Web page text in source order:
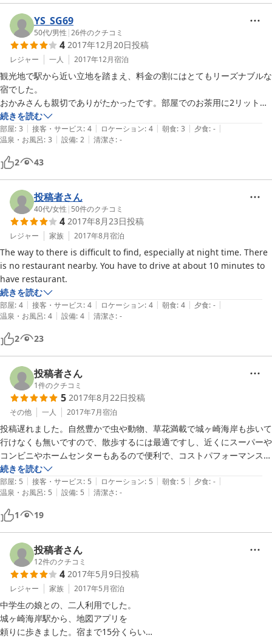
ころにあります。皆さんが書いているように、場所はわかりにくいの
で、方向感覚がよくない人は、来るときだけでなく帰るときも迷うかも
しれません。宿のご主人と奥様は広間でくつろいでいたらばミカンを出
してくれたり、とても親切です。簡単な朝食とのことでしたが、お正月
ということで、お雑煮とお汁粉を選ぶことができました。お雑煮を選ん
だら美味しくてお替わりしてしまい、お汁粉を食べる余裕がなくなって
しまいました。できれば、次回の訪問までに枕を綺麗にしていてくれる
とｇｏｏｄです。
YS_SG69
50代/男性 |26件のクチコミ
4 2017年12月20日投稿
レジャー 一人 2017年12月宿泊
観光地で駅から近い立地を踏まえ、料金の割にはとてもリーズナブルな
宿でした。
おかみさんも親切でありがたかったです。部屋でのお茶用に2リットル
のペットボトルの水をもらいました。また伊豆急の全線ウォークを歩き
に来たと受付時の会話を覚えていて、朝食後に「気をつけて歩いて下さ
いね」の一言と共に栄養ドリンク1本頂きました。
簡単な朝食は、ごはん（おかわり自由）、インスタントみそ汁、味付き
海苔、生卵1つ、納豆、ドリップ式コーヒー1袋付き（人数的に余れば
もっと飲めたかも）でした。
納豆が嫌いな自分にとっては、ちょっときつかったですが2杯ご飯を食
べれました。お新香なんかがあればもっと良かったと思います。けれど
満足できました。
アメニティ的には何も無かった（丹前、タオル、歯ブラシ等）です。お
風呂に入る時、タオルは貸してもらえました。
続きを読む
部屋: 3 | 接客・サービス: 4 | ロケーション: 4 | 朝食: 3 | 夕食: - |
温泉・お風呂: 3 | 設備: 2 | 清潔さ: -
2 43
投稿者さん
40代/女性 | 50件のクチコミ
4 2017年8月23日投稿
レジャー 家族 2017年8月宿泊
The way to there is difficult to find, especially at night time. There
is no restaurant nearby. You have to drive at about 10 minutes to
have restaurant.
続きを読む
部屋: 4 | 接客・サービス: 4 | ロケーション: 4 | 朝食: 4 | 夕食: - |
温泉・お風呂: 4 | 設備: 4 | 清潔さ: -
2 23
投稿者さん
1件のクチコミ
5 2017年8月22日投稿
その他 一人 2017年7月宿泊
投稿遅れました。自然豊かで虫や動物、草花満載で城ヶ崎海岸も歩いて
行けなくも無いですので、散歩するには最適ですし、近くにスーパーや
コンビニやホームセンターもあるので便利で、コストパフォーマンス以
上の価値がありました。旅館のご夫妻はじめ、地元の方々も皆さん親切
で本当に和みました。あと夜はかなり暗いので来る時は電灯が必要で
す。また近くに来る際にお世話になりたいと思います。
続きを読む
部屋: 5 | 接客・サービス: 5 | ロケーション: 5 | 朝食: 5 | 夕食: - |
温泉・お風呂: 5 | 設備: 5 | 清潔さ: -
1 19
投稿者さん
12件のクチコミ
4 2017年5月9日投稿
レジャー 家族 2017年5月宿泊
中学生の娘との、二人利用でした。
城ヶ崎海岸駅から、地図アプリを
頼りに歩きました。宿まで15分くらい